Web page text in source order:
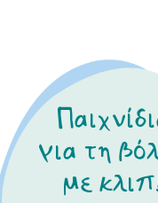
Παιχνίδι
για τη βό
μεκλιπ